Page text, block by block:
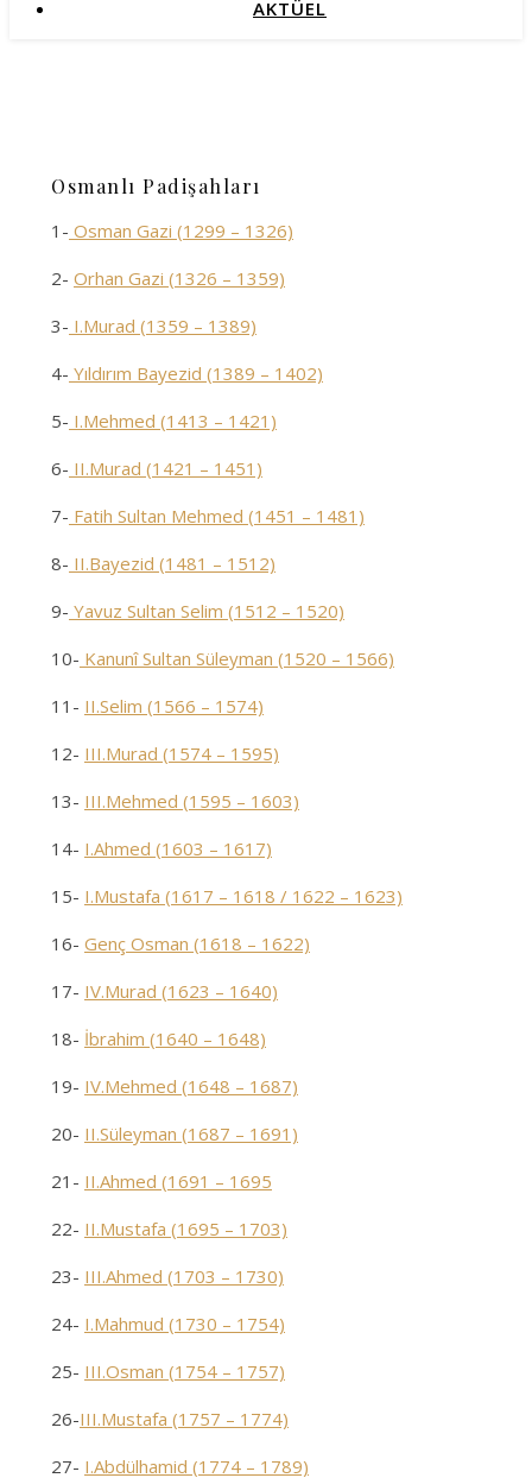
AKTÜEL
Osmanlı Padişahları
1- Osman Gazi (1299 – 1326)
2- Orhan Gazi (1326 – 1359)
3- I.Murad (1359 – 1389)
4- Yıldırım Bayezid (1389 – 1402)
5- I.Mehmed (1413 – 1421)
6- II.Murad (1421 – 1451)
7- Fatih Sultan Mehmed (1451 – 1481)
8- II.Bayezid (1481 – 1512)
9- Yavuz Sultan Selim (1512 – 1520)
10- Kanunî Sultan Süleyman (1520 – 1566)
11- II.Selim (1566 – 1574)
12- III.Murad (1574 – 1595)
13- III.Mehmed (1595 – 1603)
14- I.Ahmed (1603 – 1617)
15- I.Mustafa (1617 – 1618 / 1622 – 1623)
16- Genç Osman (1618 – 1622)
17- IV.Murad (1623 – 1640)
18- İbrahim (1640 – 1648)
19- IV.Mehmed (1648 – 1687)
20- II.Süleyman (1687 – 1691)
21- II.Ahmed (1691 – 1695
22- II.Mustafa (1695 – 1703)
23- III.Ahmed (1703 – 1730)
24- I.Mahmud (1730 – 1754)
25- III.Osman (1754 – 1757)
26-III.Mustafa (1757 – 1774)
27- I.Abdülhamid (1774 – 1789)